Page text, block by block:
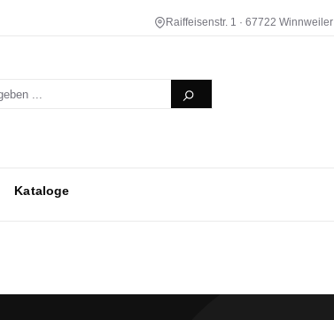
Raiffeisenstr. 1 · 67722 Winnweiler
Kataloge